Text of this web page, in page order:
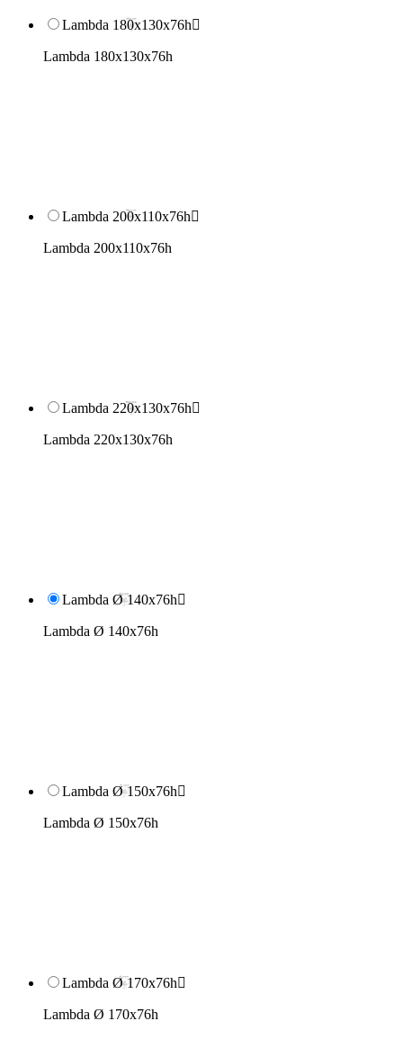
Lambda 180x130x76h
Lambda 180x130x76h
Lambda 200x110x76h
Lambda 200x110x76h
Lambda 220x130x76h
Lambda 220x130x76h
Lambda Ø 140x76h
Lambda Ø 140x76h
Lambda Ø 150x76h
Lambda Ø 150x76h
Lambda Ø 170x76h
Lambda Ø 170x76h